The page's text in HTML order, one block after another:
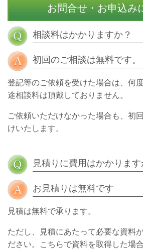
お問合せ・お申込み
相談料はかかりますか？
初回のご相談は無料です。
登記等のご依頼を受けた場合は、何
途相談料は頂戴しておりません。
ご依頼いただけなかった場合も、初
けいたします。
見積りに費用はかかります
お見積りは無料です
見積は無料で承ります。
ただし、見積にあたって必要な資料
ださい。こちらで資料を取得した場